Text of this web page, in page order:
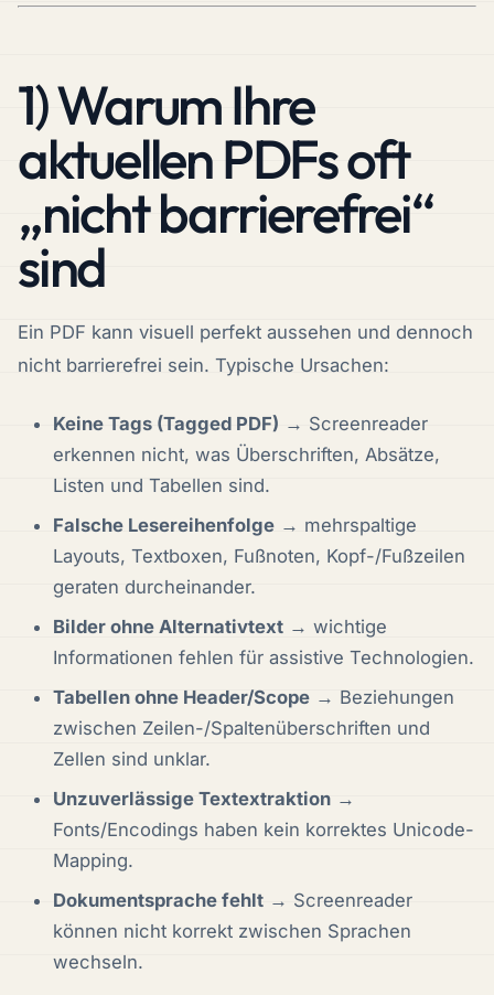
1) Warum Ihre
aktuellen PDFs oft
„nicht barrierefrei“
sind
Ein PDF kann visuell perfekt aussehen und dennoch
nicht barrierefrei sein. Typische Ursachen:
Keine Tags (Tagged PDF) → Screenreader
erkennen nicht, was Überschriften, Absätze,
Listen und Tabellen sind.
Falsche Lesereihenfolge → mehrspaltige
Layouts, Textboxen, Fußnoten, Kopf-/Fußzeilen
geraten durcheinander.
Bilder ohne Alternativtext → wichtige
Informationen fehlen für assistive Technologien.
Tabellen ohne Header/Scope → Beziehungen
zwischen Zeilen-/Spaltenüberschriften und
Zellen sind unklar.
Unzuverlässige Textextraktion →
Fonts/Encodings haben kein korrektes Unicode-
Mapping.
Dokumentsprache fehlt → Screenreader
können nicht korrekt zwischen Sprachen
wechseln.